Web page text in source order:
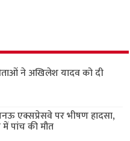
ने अखिलेश यादव को दी
एक्सप्रेसवे पर भीषण हादसा,
पांच की मौत